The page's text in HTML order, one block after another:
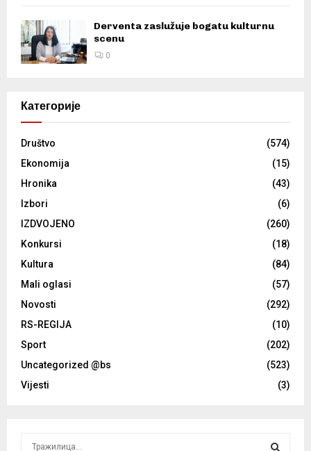
Derventa zaslužuje bogatu kulturnu
scenu
0
Категорије
Društvo
(574)
Ekonomija
(15)
Hronika
(43)
Izbori
(6)
IZDVOJENO
(260)
Konkursi
(18)
Kultura
(84)
Mali oglasi
(57)
Novosti
(292)
RS-REGIJA
(10)
Sport
(202)
Uncategorized @bs
(523)
Vijesti
(3)